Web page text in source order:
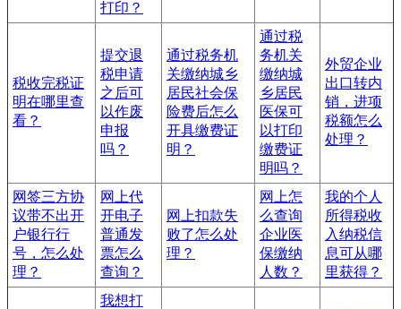
打印？
税收完税证
明在哪里查
看？
提交退
税申请
之后可
以作废
申报
吗？
通过税务机
关缴纳城乡
居民社会保
险费后怎么
开具缴费证
明？
通过税
务机关
缴纳城
乡居民
医保可
以打印
缴费证
明吗？
外贸企业
出口转内
销，进项
税额怎么
处理？
网签三方协
议带不出开
户银行行
号，怎么处
理？
网上代
开电子
普通发
票怎么
查询？
网上扣款失
败了怎么处
理？
网上怎
么查询
企业医
保缴纳
人数？
我的个人
所得税收
入纳税信
息可从哪
里获得？
我想打